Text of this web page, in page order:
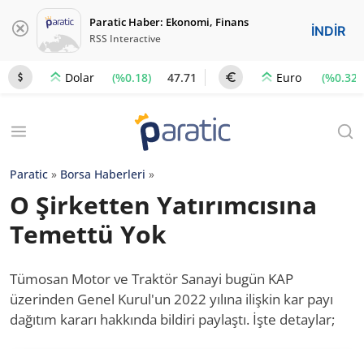
Paratic Haber: Ekonomi, Finans
RSS Interactive İNDİR
Dolar (%0.18) 47.71 Euro (%0.32)
Paratic » Borsa Haberleri »
O Şirketten Yatırımcısına
Temettü Yok
Tümosan Motor ve Traktör Sanayi bugün KAP
üzerinden Genel Kurul'un 2022 yılına ilişkin kar payı
dağıtım kararı hakkında bildiri paylaştı. İşte detaylar;